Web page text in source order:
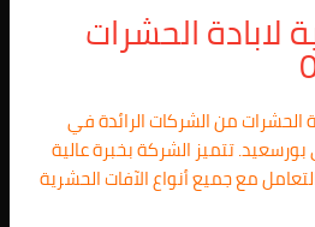
لابادة الحشرات
الحشرات من الشركات الرائدة في
تتميز الشركة بخبرة عالية
مع جميع أنواع الآفات الحشرية